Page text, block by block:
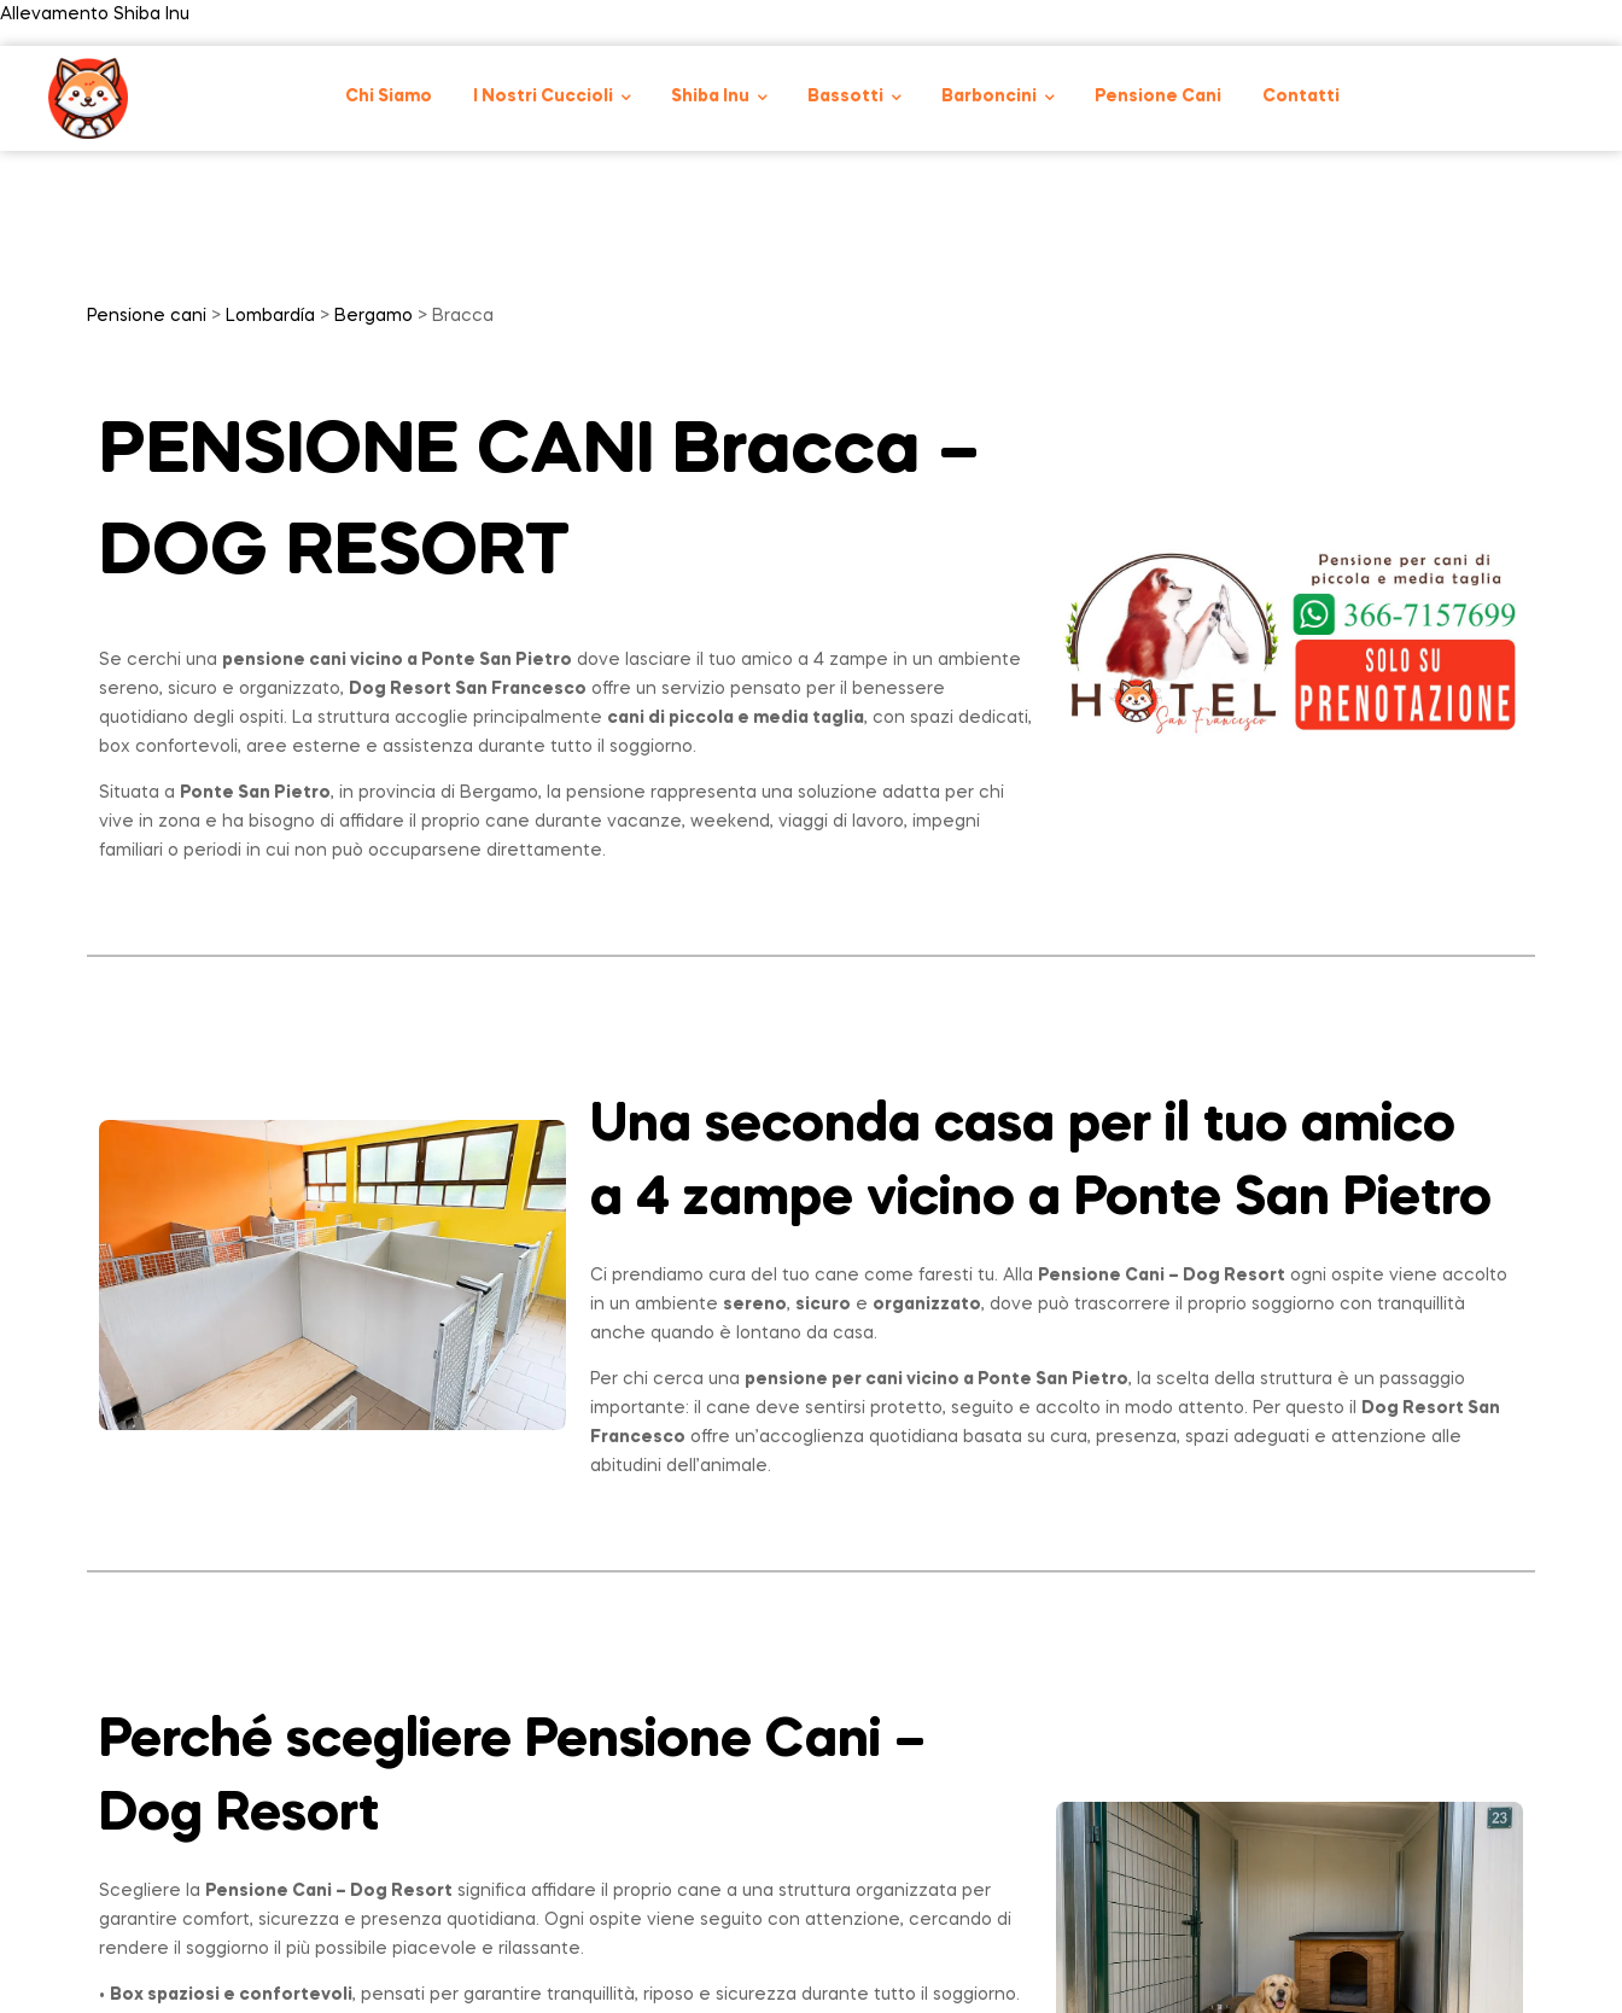
Allevamento Shiba Inu
Chi Siamo I Nostri Cuccioli Shiba Inu Bassotti Barboncini Pensione Cani Contatti
Pensione cani > Lombardía > Bergamo > Bracca
PENSIONE CANI Bracca –
DOG RESORT
Se cerchi una pensione cani vicino a Ponte San Pietro dove lasciare il tuo amico a 4 zampe in un ambiente
sereno, sicuro e organizzato, Dog Resort San Francesco offre un servizio pensato per il benessere
quotidiano degli ospiti. La struttura accoglie principalmente cani di piccola e media taglia, con spazi dedicati,
box confortevoli, aree esterne e assistenza durante tutto il soggiorno.
Situata a Ponte San Pietro, in provincia di Bergamo, la pensione rappresenta una soluzione adatta per chi
vive in zona e ha bisogno di affidare il proprio cane durante vacanze, weekend, viaggi di lavoro, impegni
familiari o periodi in cui non può occuparsene direttamente.
Una seconda casa per il tuo amico
a 4 zampe vicino a Ponte San Pietro
Ci prendiamo cura del tuo cane come faresti tu. Alla Pensione Cani – Dog Resort ogni ospite viene accolto
in un ambiente sereno, sicuro e organizzato, dove può trascorrere il proprio soggiorno con tranquillità
anche quando è lontano da casa.
Per chi cerca una pensione per cani vicino a Ponte San Pietro, la scelta della struttura è un passaggio
importante: il cane deve sentirsi protetto, seguito e accolto in modo attento. Per questo il
Dog Resort San
Francesco offre un’accoglienza quotidiana basata su cura, presenza, spazi adeguati e attenzione alle
abitudini dell’animale.
Perché scegliere Pensione Cani –
Dog Resort
Scegliere la Pensione Cani – Dog Resort significa affidare il proprio cane a una struttura organizzata per
garantire comfort, sicurezza e presenza quotidiana. Ogni ospite viene seguito con attenzione, cercando di
rendere il soggiorno il più possibile piacevole e rilassante.
• Box spaziosi e confortevoli, pensati per garantire tranquillità, riposo e sicurezza durante tutto il soggiorno.